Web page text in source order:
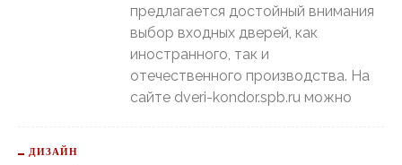
предлагается достойный внимания
выбор входных дверей, как
иностранного, так и
отечественного производства. На
сайте dveri-kondor.spb.ru можно
ДИЗАЙН